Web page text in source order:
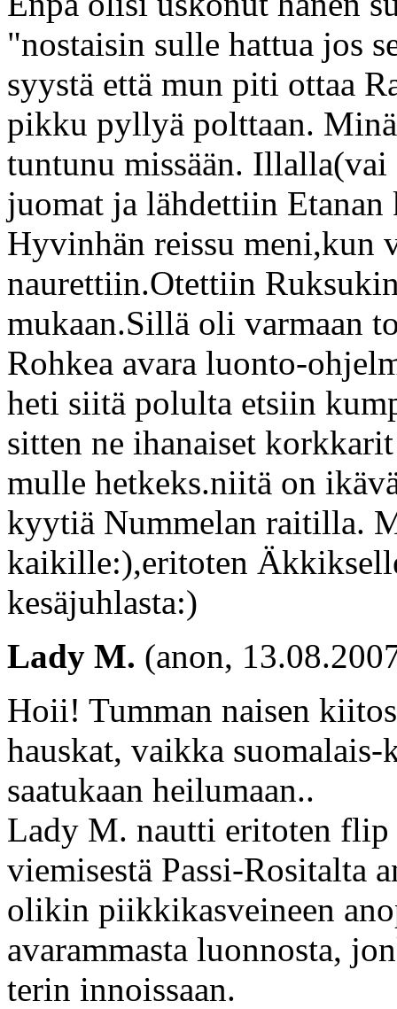
"nostaisin sulle hattua jos
syystä että mun piti ottaa
pikku pyllyä polttaan.
tuntunu missään. Illalla(vai
juomat ja lähdettiin Etanan
Hyvinhän reissu meni,kun
naurettiin.Otettiin
mukaan.Sillä oli varmaan
Rohkea avara luonto-
heti siitä polulta etsiin
sitten ne ihanaiset
mulle hetkeks.niitä on
kyytiä Nummelan raitilla.
kaikille:),eritoten
kesäjuhlasta:)
Lady M. (anon,
Hoii! Tumman naisen
hauskat, vaikka
saatukaan heilumaan..
Lady M. nautti eritoten flip
viemisestä Passi-Rositalta
olikin piikkikasveineen
avarammasta luonnosta,
terin innoissaan.